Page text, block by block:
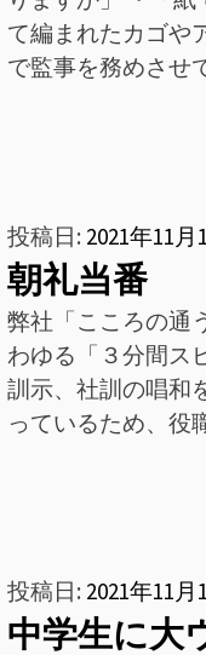
て編まれたカゴや
で監事を務めさせ
投稿日: 2021年11月
朝礼当番
弊社「こころの通
わゆる「３分間ス
訓示、社訓の唱和
っているため、役
投稿日: 2021年11月
中学生に大